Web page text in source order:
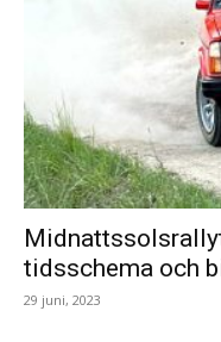
tidsschema och
29 juni, 2023